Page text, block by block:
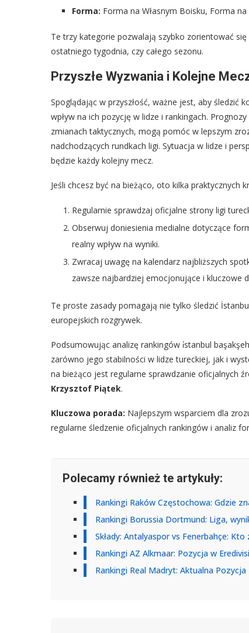
Forma: Forma na Własnym Boisku, Forma na
Te trzy kategorie pozwalają szybko zorientować
ostatniego tygodnia, czy całego sezonu.
Przyszłe Wyzwania i Kolejne
Spoglądając w przyszłość, ważne jest, aby śledzić
wpływ na ich pozycję w lidze i rankingach.
zmianach taktycznych, mogą pomóc w lepszym
nadchodzących rundkach ligi. Sytuacja w lidze i
będzie każdy kolejny mecz.
Jeśli chcesz być na bieżąco, oto kilka praktycznych
Regularnie sprawdzaj oficjalne strony ligi
Obserwuj doniesienia medialne dotyczące
realny wpływ na wyniki.
Zwracaj uwagę na kalendarz najbliższych
zawsze najbardziej emocjonujące i kluczowe
Te proste zasady pomagają nie tylko śledzić
europejskich rozgrywek.
Podsumowując analizę rankingów i̇stanbul
zarówno jego stabilności w lidze tureckiej, jak i
na bieżąco jest regularne sprawdzanie oficjalnych
Krzysztof Piątek.
Kluczowa porada: Najlepszym wsparciem dla
regularne śledzenie oficjalnych rankingów i analiz
Polecamy również te artykuły:
Rankingi Raków Częstochowa: Gdzie
Rankingi Borussia Dortmund: Liga,
Składy: Antalyaspor vs Fenerbahçe: Kto
Rankingi AZ Alkmaar: Pozycja w
Rankingi Real Madryt: Aktualna